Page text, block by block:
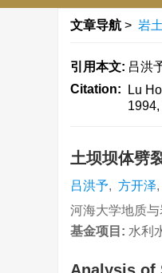
文章导航 > 岩
引用本文: 吕洪
Citation:
Lu
土坝坝体劈
吕洪予, 方开泽,
河海大学地质
基金项目: 水利